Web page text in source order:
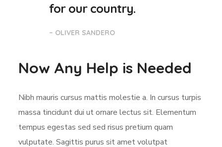
for our country.
– OLIVER SANDERO
Now Any Help is Needed
Nibh mauris cursus mattis molestie a. In cursus turpis
massa tincidunt dui ut ornare lectus sit. Elementum
tempus egestas sed sed risus pretium quam
vulputate. Sagittis purus sit amet volutpat